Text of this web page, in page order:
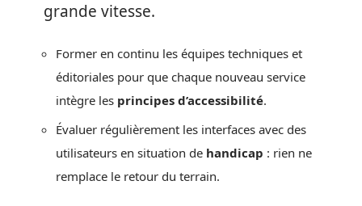
grande vitesse.
Former en continu les équipes techniques et
éditoriales pour que chaque nouveau service
intègre les principes d’accessibilité.
Évaluer régulièrement les interfaces avec des
utilisateurs en situation de handicap : rien ne
remplace le retour du terrain.